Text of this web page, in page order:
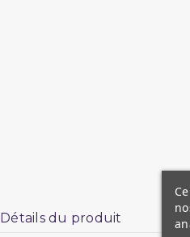
Détails du produit